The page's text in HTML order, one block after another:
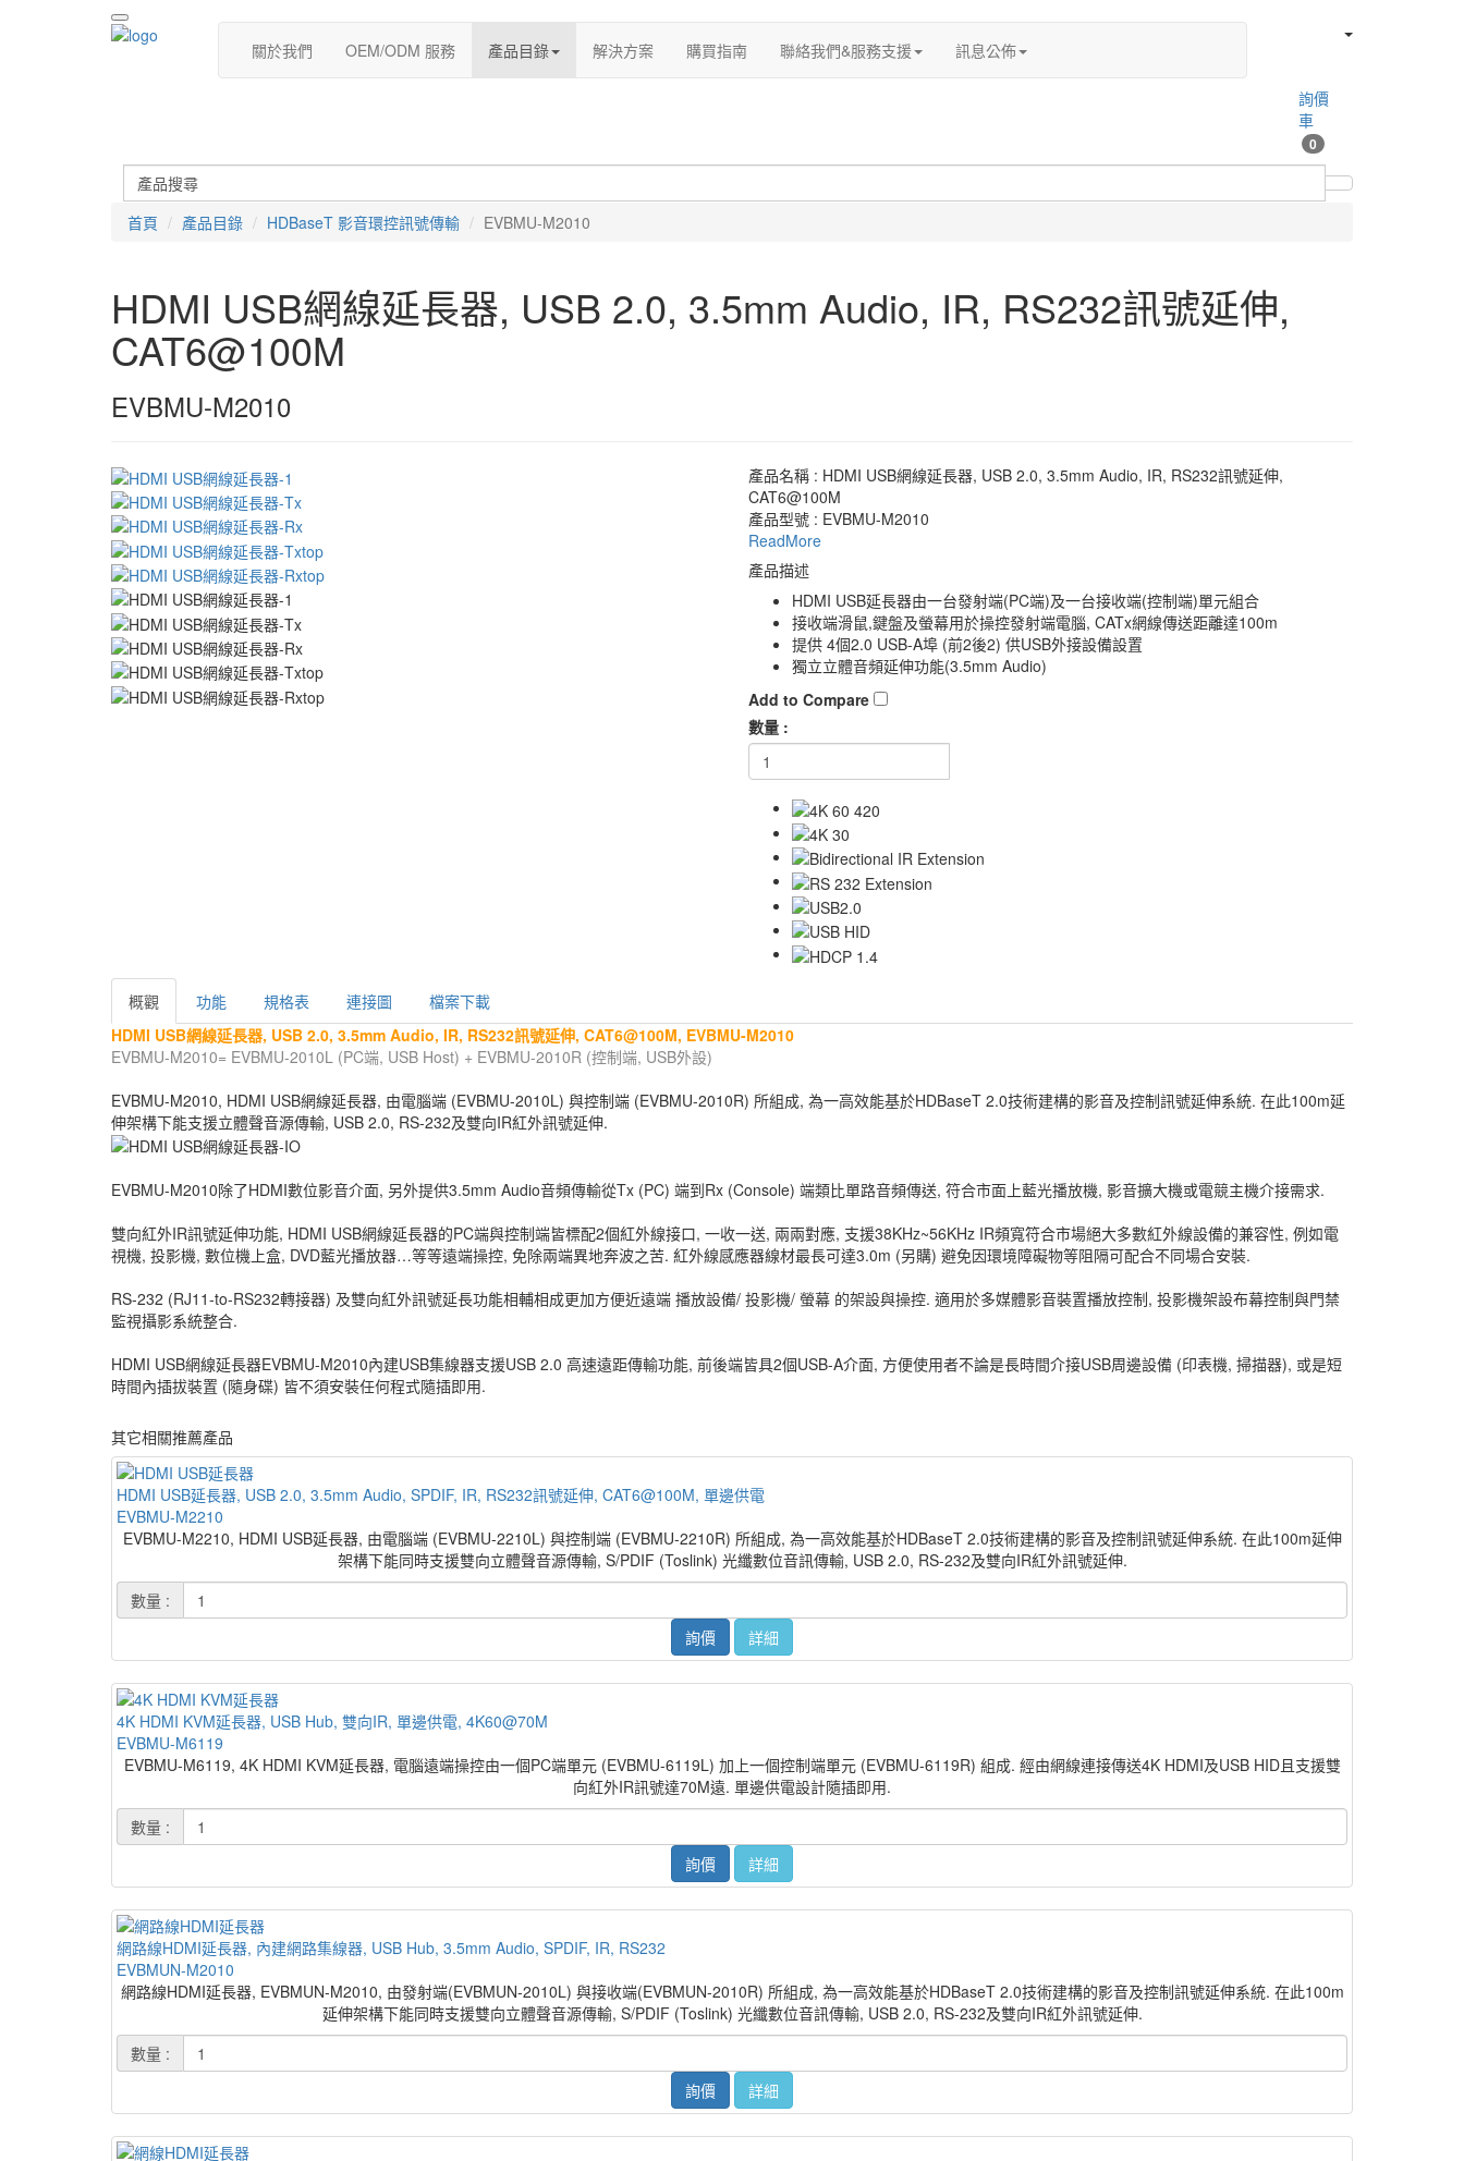
關於我們 OEM/ODM 服務 產品目錄 解決方案 購買指南 聯絡我們&服務支援 訊息公佈
詢價
車
0
首頁 產品目錄 HDBaseT 影音環控訊號傳輸 EVBMU-M2010
HDMI USB網線延長器, USB 2.0, 3.5mm Audio, IR, RS232訊號延伸,
CAT6@100M
EVBMU-M2010
產品名稱 : HDMI USB網線延長器, USB 2.0, 3.5mm Audio, IR, RS232訊號延伸,
CAT6@100M
產品型號 : EVBMU-M2010
ReadMore
產品描述
HDMI USB延長器由一台發射端(PC端)及一台接收端(控制端)單元組合
接收端滑鼠,鍵盤及螢幕用於操控發射端電腦, CATx網線傳送距離達100m
提供 4個2.0 USB-A埠 (前2後2) 供USB外接設備設置
獨立立體音頻延伸功能(3.5mm Audio)
Add to Compare
數量 :
概觀 功能 規格表 連接圖
檔案下載
HDMI USB網線延長器, USB 2.0, 3.5mm Audio, IR, RS232訊號延伸, CAT6@100M, EVBMU-M2010
EVBMU-M2010= EVBMU-2010L (PC端, USB Host) + EVBMU-2010R (控制端, USB外設)
EVBMU-M2010, HDMI USB網線延長器, 由電腦端 (EVBMU-2010L) 與控制端 (EVBMU-2010R) 所組成, 為一高效能基於HDBaseT 2.0技術建構的影音及控制訊號延伸系統. 在此100m延
伸架構下能支援立體聲音源傳輸, USB 2.0, RS-232及雙向IR紅外訊號延伸.
EVBMU-M2010除了HDMI數位影音介面, 另外提供3.5mm Audio音頻傳輸從Tx (PC) 端到Rx (Console) 端類比單路音頻傳送, 符合市面上藍光播放機, 影音擴大機或電競主機介接需求.
雙向紅外IR訊號延伸功能, HDMI USB網線延長器的PC端與控制端皆標配2個紅外線接口, 一收一送, 兩兩對應, 支援38KHz~56KHz IR頻寬符合市場絕大多數紅外線設備的兼容性, 例如電
視機, 投影機, 數位機上盒, DVD藍光播放器…等等遠端操控, 免除兩端異地奔波之苦. 紅外線感應器線材最長可達3.0m (另購) 避免因環境障礙物等阻隔可配合不同場合安裝.
RS-232 (RJ11-to-RS232轉接器) 及雙向紅外訊號延長功能相輔相成更加方便近遠端 播放設備/ 投影機/ 螢幕 的架設與操控. 適用於多媒體影音裝置播放控制, 投影機架設布幕控制與門禁
監視攝影系統整合.
HDMI USB網線延長器EVBMU-M2010內建USB集線器支援USB 2.0 高速遠距傳輸功能, 前後端皆具2個USB-A介面, 方便使用者不論是長時間介接USB周邊設備 (印表機, 掃描器), 或是短
時間內插拔裝置 (隨身碟) 皆不須安裝任何程式隨插即用.
其它相關推薦產品
HDMI USB延長器, USB 2.0, 3.5mm Audio, SPDIF, IR, RS232訊號延伸, CAT6@100M, 單邊供電
EVBMU-M2210
EVBMU-M2210, HDMI USB延長器, 由電腦端 (EVBMU-2210L) 與控制端 (EVBMU-2210R) 所組成, 為一高效能基於HDBaseT 2.0技術建構的影音及控制訊號延伸系統. 在此100m延伸
架構下能同時支援雙向立體聲音源傳輸, S/PDIF (Toslink) 光纖數位音訊傳輸, USB 2.0, RS-232及雙向IR紅外訊號延伸.
數量 :
詢價
詳細
4K HDMI KVM延長器, USB Hub, 雙向IR, 單邊供電, 4K60@70M
EVBMU-M6119
EVBMU-M6119, 4K HDMI KVM延長器, 電腦遠端操控由一個PC端單元 (EVBMU-6119L) 加上一個控制端單元 (EVBMU-6119R) 組成. 經由網線連接傳送4K HDMI及USB HID且支援雙
向紅外IR訊號達70M遠. 單邊供電設計隨插即用.
數量 :
詢價
詳細
網路線HDMI延長器, 內建網路集線器, USB Hub, 3.5mm Audio, SPDIF, IR, RS232
EVBMUN-M2010
網路線HDMI延長器, EVBMUN-M2010, 由發射端(EVBMUN-2010L) 與接收端(EVBMUN-2010R) 所組成, 為一高效能基於HDBaseT 2.0技術建構的影音及控制訊號延伸系統. 在此100m
延伸架構下能同時支援雙向立體聲音源傳輸, S/PDIF (Toslink) 光纖數位音訊傳輸, USB 2.0, RS-232及雙向IR紅外訊號延伸.
數量 :
詢價
詳細